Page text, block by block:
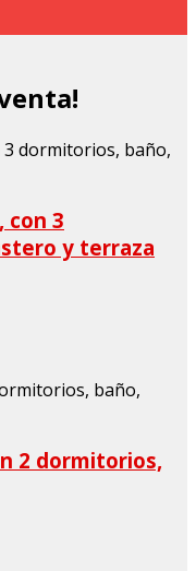
con 3
y terraza
2 dormitorios,